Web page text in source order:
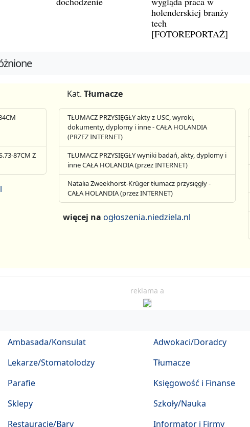
holenderskiej branży
tech
[FOTOREPORTAŻ]
87CM Z
Kat. Tłumacze
TŁUMACZ PRZYSIĘGŁY akty z USC, wyroki,
dokumenty, dyplomy i inne - CAŁA HOLANDIA
(PRZEZ INTERNET)
TŁUMACZ PRZYSIĘGŁY wyniki badań, akty, dyplomy i
inne CAŁA HOLANDIA (przez INTERNET)
Natalia Zweekhorst-Krüger tłumacz przysięgły -
CAŁA HOLANDIA (przez INTERNET)
więcej naogłoszenia.niedziela.nl
reklama a
Ambasada/Konsulat
Lekarze/Stomatolodzy
Parafie
Sklepy
Restauracje/Bary
Adwokaci/Doradcy
Tłumacze
Księgowość i Finanse
Szkoły/Nauka
Informator i Firmy